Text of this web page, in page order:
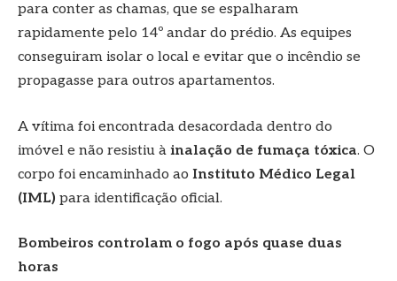
para conter as chamas, que se espalharam
rapidamente pelo 14º andar do prédio. As equipes
conseguiram isolar o local e evitar que o incêndio se
propagasse para outros apartamentos.
A vítima foi encontrada desacordada dentro do
imóvel e não resistiu à inalação de fumaça tóxica. O
corpo foi encaminhado ao Instituto Médico Legal
(IML) para identificação oficial.
Bombeiros controlam o fogo após quase duas
horas